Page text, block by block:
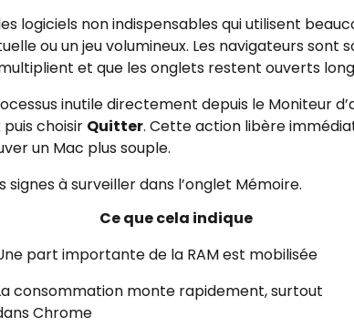
logiciels non indispensables qui utilisent
ou un jeu volumineux. Les navigateurs
et que les onglets restent ouverts
inutile directement depuis le Moniteur
choisir Quitter. Cette action libère
un Mac plus souple.
signes à surveiller dans l’onglet Mémoire.
Ce que cela indique
part importante de la RAM est mobilisée
consommation monte rapidement, surtout
Chrome